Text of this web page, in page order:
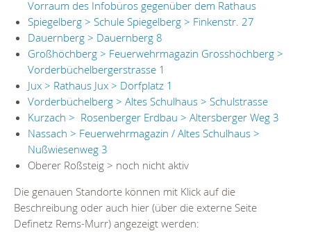
Vorraum des Infobüros gegenüber dem Rathaus
Spiegelberg > Schule Spiegelberg > Finkenstr. 27
Dauernberg > Dauernberg 8
Großhöchberg > Feuerwehrmagazin Grosshöchberg >
Vorderbüchelbergerstrasse 1
Jux > Rathaus Jux > Dorfplatz 1
Vorderbüchelberg > Altes Schulhaus > Schulstrasse
Kurzach > Rosenberger Erdbau > Altersberger Weg 3
Nassach > Feuerwehrmagazin / Altes Schulhaus >
Nußwiesenweg 3
Oberer Roßsteig > noch nicht aktiv
Die genauen Standorte können mit Klick auf die
Beschreibung oder auch hier (über die externe Seite
Definetz Rems-Murr) angezeigt werden: